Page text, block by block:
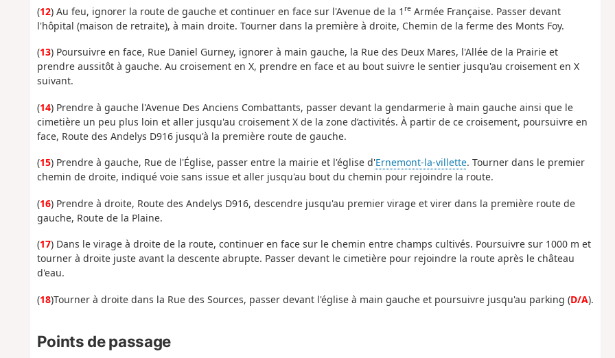
(12) Au feu, ignorer la route de gauche et continuer en face sur l'Avenue de la 1 reArmée Française. Passer devant
l'hôpital (maison de retraite), à main droite. Tourner dans la première à droite, Chemin de la ferme des Monts Foy.
(13) Poursuivre en face, Rue Daniel Gurney, ignorer à main gauche, la Rue des Deux Mares, l'Allée de la Prairie et
prendre aussitôt à gauche. Au croisement en X, prendre en face et au bout suivre le sentier jusqu'au croisement en X
suivant.
(14) Prendre à gauche l'Avenue Des Anciens Combattants, passer devant la gendarmerie à main gauche ainsi que le
cimetière un peu plus loin et aller jusqu'au croisement X de la zone d’activités. À partir de ce croisement, poursuivre en
face, Route des Andelys D916 jusqu'à la première route de gauche.
(15) Prendre à gauche, Rue de l'Église, passer entre la mairie et l'église d'Ernemont-la-villette. Tourner dans le premier
chemin de droite, indiqué voie sans issue et aller jusqu'au bout du chemin pour rejoindre la route.
(16) Prendre à droite, Route des Andelys D916, descendre jusqu'au premier virage et virer dans la première route de
gauche, Route de la Plaine.
(17) Dans le virage à droite de la route, continuer en face sur le chemin entre champs cultivés. Poursuivre sur 1000 m et
tourner à droite juste avant la descente abrupte. Passer devant le cimetière pour rejoindre la route après le château
d'eau.
(18)Tourner à droite dans la Rue des Sources, passer devant l'église à main gauche et poursuivre jusqu'au parking (D/A).
Points de passage